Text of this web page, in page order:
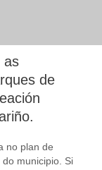
as
de
no plan de
municipio. Si